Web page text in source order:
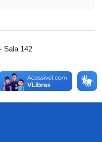
Sala 142